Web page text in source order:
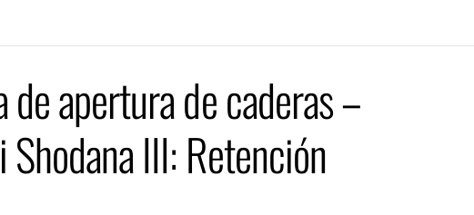
apertura de caderas –
III: Retención